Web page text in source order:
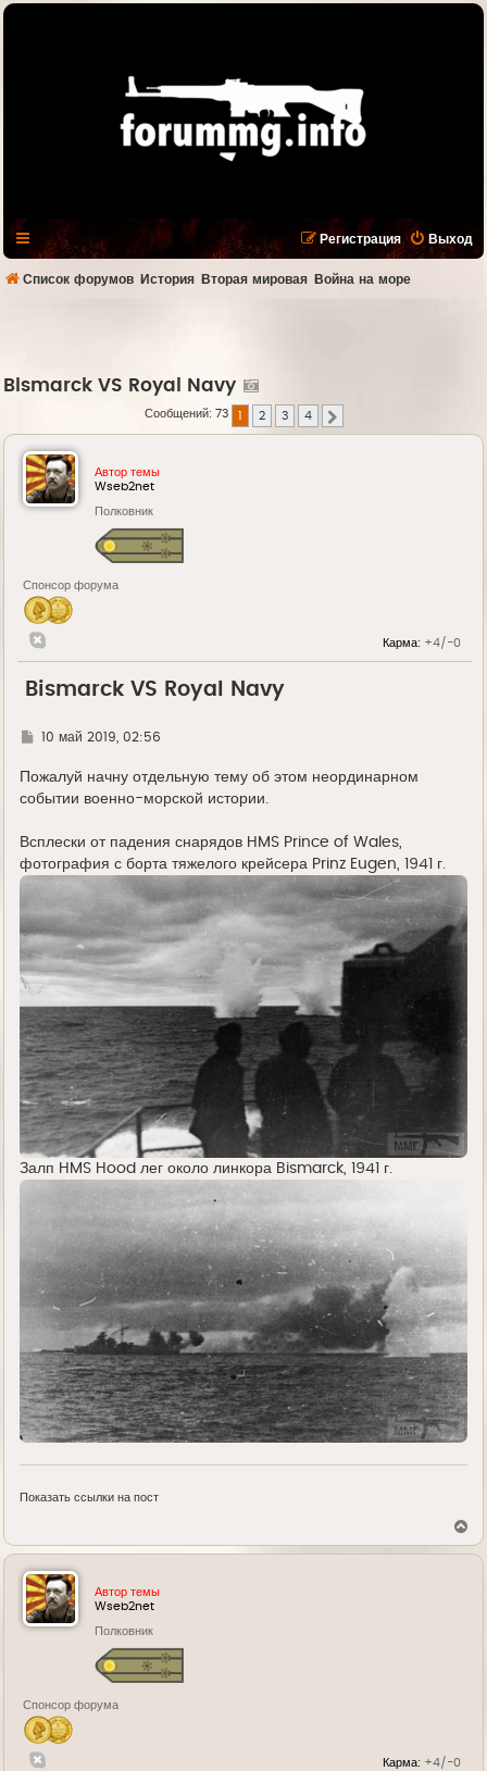
Выход
Регистрация
Список форумов История Вторая мировая Война на море
Bismarck VS Royal Navy
Сообщений: 73 1 2 3 4
Автор темы
Wseb2net
Полковник
Спонсор форума
Карма: +4/-0
Bismarck VS Royal Navy
Г10 май 2019, 02:56
Пожалуй начну отдельную тему об этом неординарном
событии военно-морской истории.
Всплески от падения снарядов HMS Prince of Wales,
фотография с борта тяжелого крейсера Prinz Eugen, 1941 г.
Залп HMS Hood лег около линкора Bismarck, 1941 г.
Показать ссылки на пост
р
Автор темы
Wseb2net
Полковник
Спонсор форума
Карма: +4/-0